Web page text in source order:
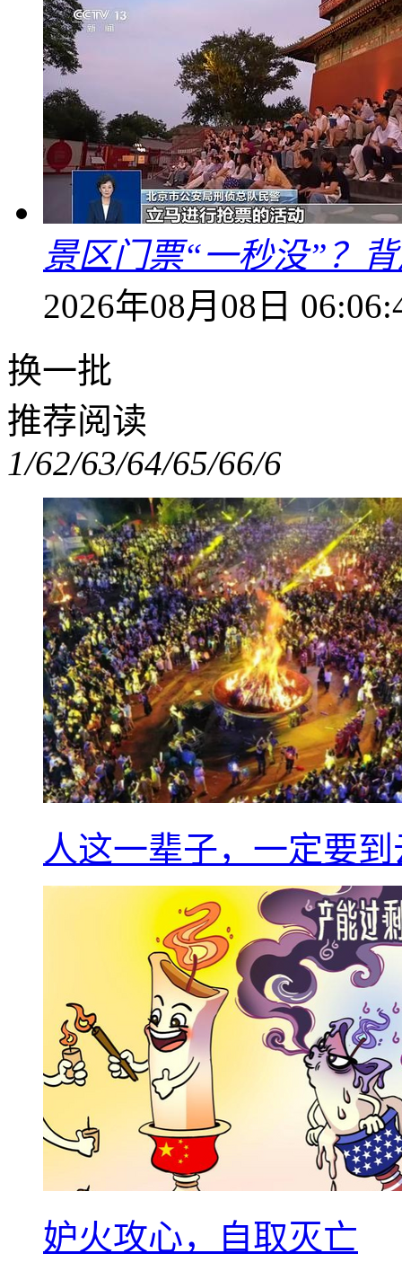
景区门票“一秒没”？
2026年08月08日
换一批
推荐阅读
1/62/63/64/65/66/6
人这一辈子，一定要
妒火攻心，自取灭亡